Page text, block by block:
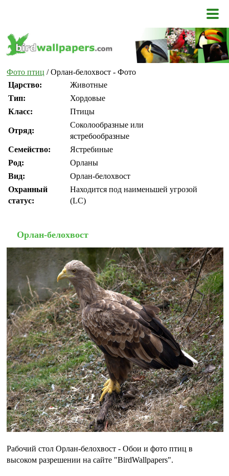
Фото птиц / Орлан-белохвост - Фото
Царство:
Животные
Тип:
Хордовые
Класс:
Птицы
Отряд:
Соколообразные или
ястребообразные
Семейство:
Ястребиные
Род:
Орланы
Вид:
Орлан-белохвост
Охранный
статус:
Находится под наименьшей угрозой
(LC)
Орлан-белохвост
Рабочий стол Орлан-белохвост - Обои и фото птиц в
высоком разрешении на сайте "BirdWallpapers".